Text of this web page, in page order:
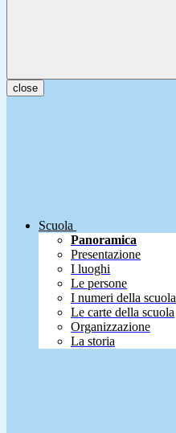
close
Scuola
Panoramica
Presentazione
I luoghi
Le persone
I numeri della scuola
Le carte della scuola
Organizzazione
La storia